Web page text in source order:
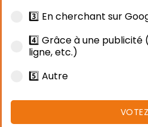
3️⃣ En cherchant sur
4️⃣ Grâce à une publicité
ligne, etc.)
5️⃣ Autre
VOTEZ